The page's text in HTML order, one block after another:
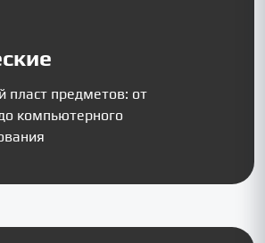
пласт предметов: от
компьютерного